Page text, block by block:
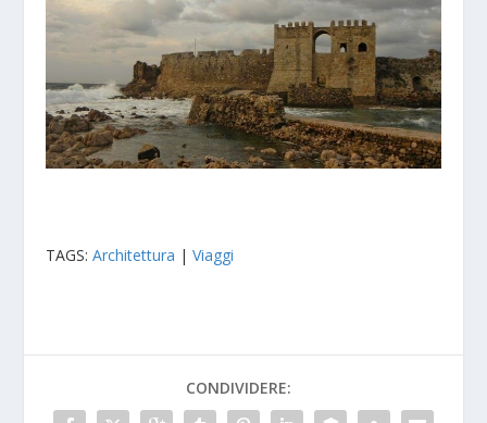
TAGS:Architettura |Viaggi
CONDIVIDERE: